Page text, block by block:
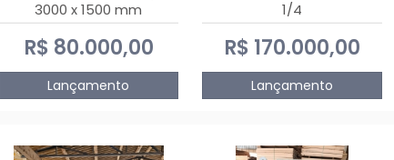
3000 x 1500 mm
Hypertherm Powermax 45
xp
R$ 80.000,00
Lançamento
1/4
R$ 170.000,00
Lançamento